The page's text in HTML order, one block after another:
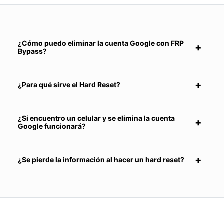
¿Cómo puedo eliminar la cuenta Google con FRP
Bypass?
¿Para qué sirve el Hard Reset?
¿Si encuentro un celular y se elimina la cuenta
Google funcionará?
¿Se pierde la información al hacer un hard reset?